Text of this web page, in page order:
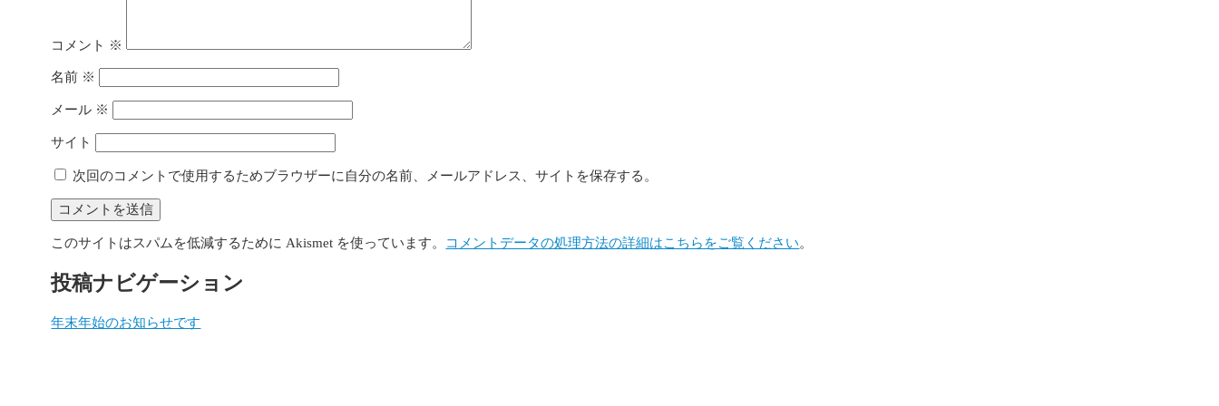
コメント ※
名前 ※
メール ※
サイト
次回のコメントで使用するためブラウザーに自分の名前、メールアドレス、サイトを保存する。
このサイトはスパムを低減するために Akismet を使っています。 コメントデータの処理方法の詳細はこちらをご覧ください。
投稿ナビゲーション
年末年始のお知らせです